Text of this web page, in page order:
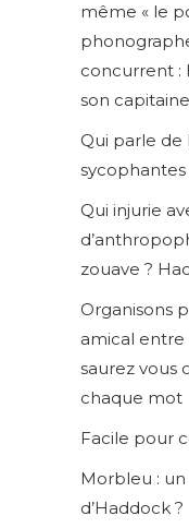
même « le
concurrent :
son
Qui parle de
sycophantes
Qui injurie
zouave ?
Organisons
amical entre
saurez vous
chaque mot
Facile pour
Morbleu :
d’Haddock ?